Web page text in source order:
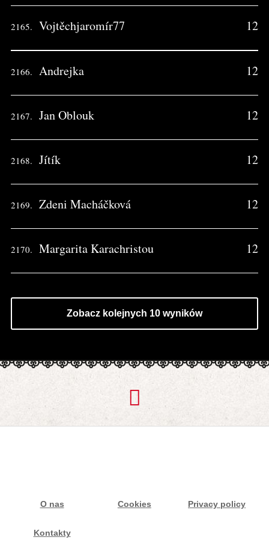
2165. Vojtěchjaromír77 12
2166. Andrejka 12
2167. Jan Oblouk 12
2168. Jítík 12
2169. Zdeni Macháčková 12
2170. Margarita Karachristou 12
Zobacz kolejnych 10 wyników
O nas Cookies Privacy policy
Kontakty